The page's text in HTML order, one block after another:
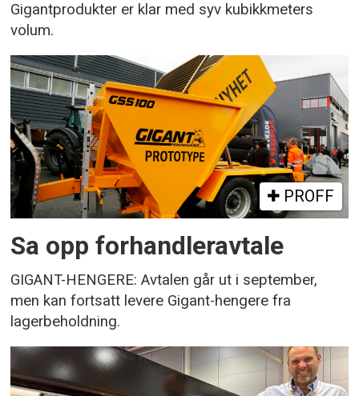
Gigantprodukter er klar med syv kubikkmeters
volum.
PROFF
Sa opp forhandleravtale
GIGANT-HENGERE: Avtalen går ut i september,
men kan fortsatt levere Gigant-hengere fra
lagerbeholdning.